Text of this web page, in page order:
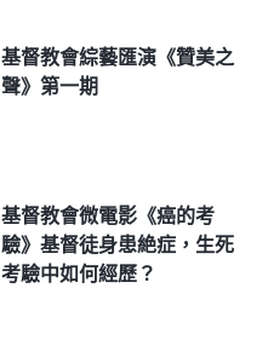
基督教會綜藝匯演《贊美之
聲》第一期
基督教會微電影《癌的考
驗》基督徒身患絶症，生死
考驗中如何經歷？